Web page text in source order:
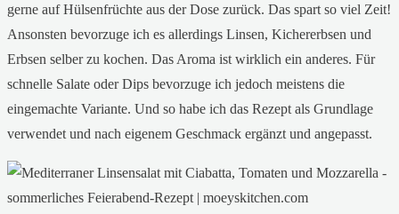
gerne auf Hülsenfrüchte aus der Dose zurück. Das spart so viel Zeit!
Ansonsten bevorzuge ich es allerdings Linsen, Kichererbsen und
Erbsen selber zu kochen. Das Aroma ist wirklich ein anderes. Für
schnelle Salate oder Dips bevorzuge ich jedoch meistens die
eingemachte Variante. Und so habe ich das Rezept als Grundlage
verwendet und nach eigenem Geschmack ergänzt und angepasst.